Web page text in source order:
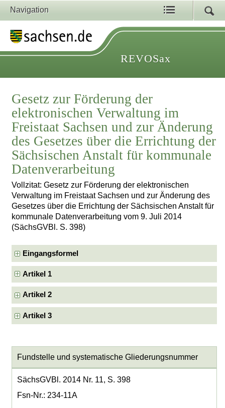
Navigation
REVOSax
Gesetz zur Förderung der
elektronischen Verwaltung im
Freistaat Sachsen und zur Änderung
des Gesetzes über die Errichtung der
Sächsischen Anstalt für kommunale
Datenverarbeitung
Vollzitat: Gesetz zur Förderung der elektronischen
Verwaltung im Freistaat Sachsen und zur Änderung des
Gesetzes über die Errichtung der Sächsischen Anstalt für
kommunale Datenverarbeitung vom 9. Juli 2014
(SächsGVBl. S. 398)
Eingangsformel
Artikel 1
Artikel 2
Artikel 3
Fundstelle und systematische Gliederungsnummer
SächsGVBl. 2014 Nr. 11, S. 398
Fsn-Nr.: 234-11A